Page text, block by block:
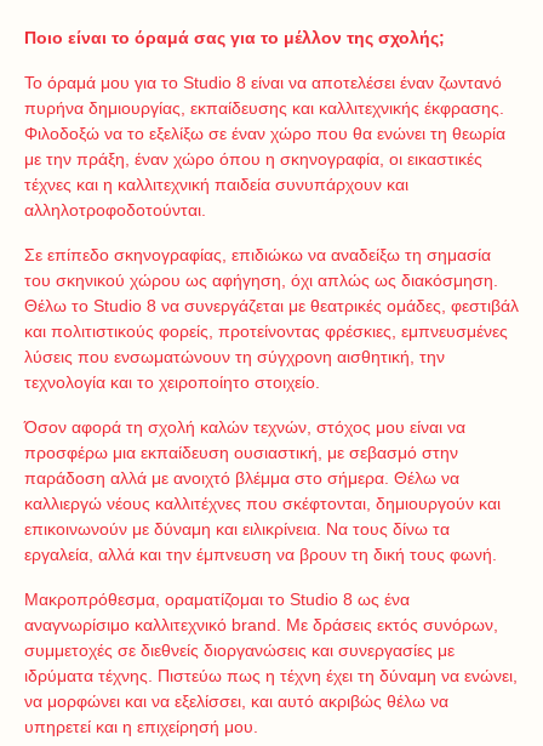
Ποιο είναι το όραμά σας για το μέλλον της σχολής;
Το όραμά μου για το Studio 8 είναι να αποτελέσει έναν ζωντανό
πυρήνα δημιουργίας, εκπαίδευσης και καλλιτεχνικής έκφρασης.
Φιλοδοξώ να το εξελίξω σε έναν χώρο που θα ενώνει τη θεωρία
με την πράξη, έναν χώρο όπου η σκηνογραφία, οι εικαστικές
τέχνες και η καλλιτεχνική παιδεία συνυπάρχουν και
αλληλοτροφοδοτούνται.
Σε επίπεδο σκηνογραφίας, επιδιώκω να αναδείξω τη σημασία
του σκηνικού χώρου ως αφήγηση, όχι απλώς ως διακόσμηση.
Θέλω το Studio 8 να συνεργάζεται με θεατρικές ομάδες, φεστιβάλ
και πολιτιστικούς φορείς, προτείνοντας φρέσκιες, εμπνευσμένες
λύσεις που ενσωματώνουν τη σύγχρονη αισθητική, την
τεχνολογία και το χειροποίητο στοιχείο.
Όσον αφορά τη σχολή καλών τεχνών, στόχος μου είναι να
προσφέρω μια εκπαίδευση ουσιαστική, με σεβασμό στην
παράδοση αλλά με ανοιχτό βλέμμα στο σήμερα. Θέλω να
καλλιεργώ νέους καλλιτέχνες που σκέφτονται, δημιουργούν και
επικοινωνούν με δύναμη και ειλικρίνεια. Να τους δίνω τα
εργαλεία, αλλά και την έμπνευση να βρουν τη δική τους φωνή.
Μακροπρόθεσμα, οραματίζομαι το Studio 8 ως ένα
αναγνωρίσιμο καλλιτεχνικό brand. Με δράσεις εκτός συνόρων,
συμμετοχές σε διεθνείς διοργανώσεις και συνεργασίες με
ιδρύματα τέχνης. Πιστεύω πως η τέχνη έχει τη δύναμη να ενώνει,
να μορφώνει και να εξελίσσει, και αυτό ακριβώς θέλω να
υπηρετεί και η επιχείρησή μου.